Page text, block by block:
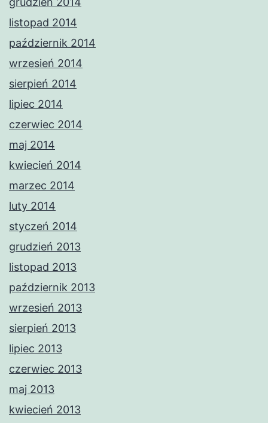
listopad 2014
październik 2014
wrzesień 2014
sierpień 2014
lipiec 2014
czerwiec 2014
maj 2014
kwiecień 2014
marzec 2014
luty 2014
styczeń 2014
grudzień 2013
listopad 2013
październik 2013
wrzesień 2013
sierpień 2013
lipiec 2013
czerwiec 2013
maj 2013
kwiecień 2013